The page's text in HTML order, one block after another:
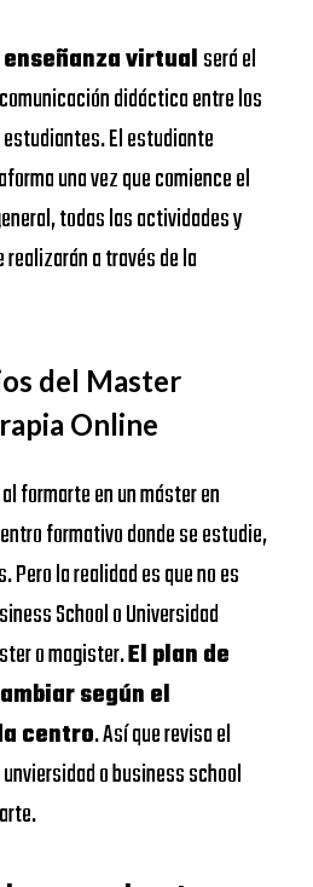
virtualserá el
didáctica entre los
El estudiante
una vez que comience el
todas las actividades y
a través de la
del Master
Online
formarte en un máster en
formativo donde se estudie,
Pero la realidad es que no es
School o Universidad
o magister.El plan de
según el
centro. Así que revisa el
o business school